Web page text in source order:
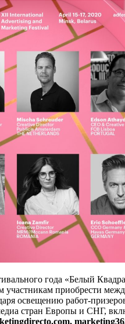
года «Белый
участникам приобрести
освещению работ-
стран Европы и СНГ,